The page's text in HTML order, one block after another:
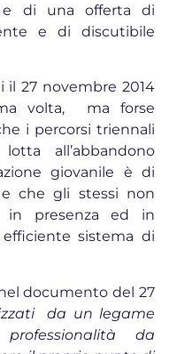
e di una offerta di
e di discutibile
il 27 novembre 2014
volta, ma forse
i percorsi triennali
all’abbandono
giovanile è di
che gli stessi non
in presenza ed in
sistema di
documento del 27
da un legame
da